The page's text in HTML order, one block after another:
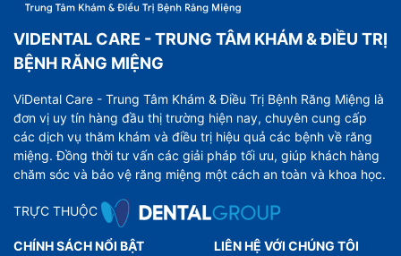
VIDENTAL CARE - TRUNG TÂM KHÁM & ĐIỀU TRỊ
BỆNH RĂNG MIỆNG
ViDental Care - Trung Tâm Khám & Điều Trị Bệnh Răng Miệng là
đơn vị uy tín hàng đầu thị trường hiện nay, chuyên cung cấp
các dịch vụ thăm khám và điều trị hiệu quả các bệnh về răng
miệng. Đồng thời tư vấn các giải pháp tối ưu, giúp khách hàng
chăm sóc và bảo vệ răng miệng một cách an toàn và khoa học.
TRỰC THUỘC
CHÍNH SÁCH NỔI BẬT
LIÊN HỆ VỚI CHÚNG TÔI